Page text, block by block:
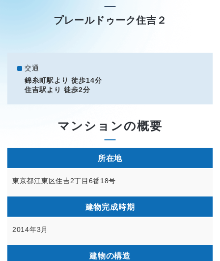
プレールドゥーク住吉２
交通
錦糸町駅より 徒歩14分
住吉駅より 徒歩2分
マンションの概要
所在地
東京都江東区住吉2丁目6番18号
建物完成時期
2014年3月
建物の構造